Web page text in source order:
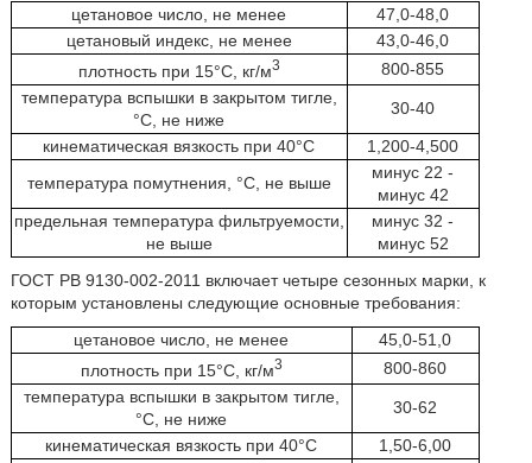
цетановое число, не менее
47,0-48,0
цетановый индекс, не менее
43,0-46,0
плотность при 15°C, кг/м3
800-855
температура вспышки в закрытом тигле,
°C, не ниже
30-40
кинематическая вязкость при 40°C
1,200-4,500
температура помутнения, °C, не выше
минус 22 -
минус 42
предельная температура фильтруемости,
не выше
минус 32 -
минус 52
ГОСТ РВ 9130-002-2011 включает четыре сезонных марки, к
которым установлены следующие основные требования:
цетановое число, не менее
45,0-51,0
плотность при 15°C, кг/м3
800-860
температура вспышки в закрытом тигле,
°C, не ниже
30-62
кинематическая вязкость при 40°C
1,50-6,00